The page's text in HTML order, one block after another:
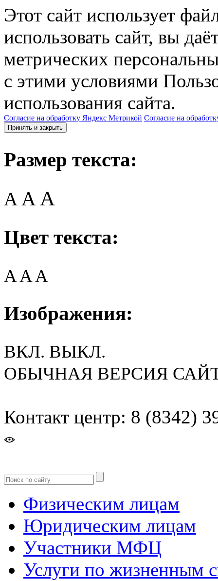
Этот сайт использует
использовать сайт, вы
метрических
с этими условиями
использования сайта.
Согласие на обработку Яндекс Метрикой Согласие на
Принять и закрыть
Размер текста:
A AA
Цвет текста:
AAA
Изображения:
ВКЛ. ВЫКЛ.
ОБЫЧНАЯ ВЕРСИЯ
Контакт центр: 8 (8342)
Физическим лицам
Юридическим лицам
Участники МФЦ
Услуги по жизненным